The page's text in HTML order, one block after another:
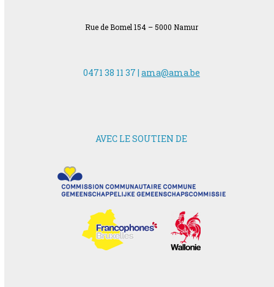
Rue de Bomel 154 – 5000 Namur
0471 38 11 37 | ama@ama.be
AVEC LE SOUTIEN DE